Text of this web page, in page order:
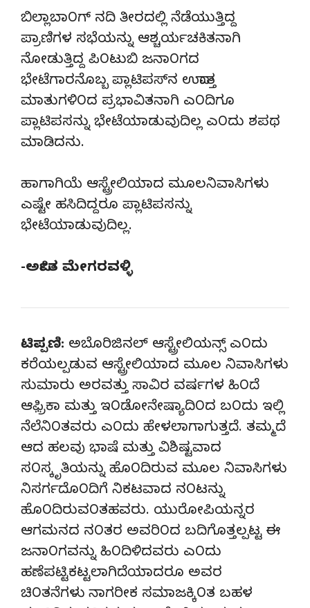
ಬಿಲ್ಲಾಬಾ೦ಗ್ ನದಿ ತೀರದಲ್ಲಿ ನೆಡೆಯುತ್ತಿದ್ದ
ಪ್ರಾಣಿಗಳ ಸಭೆಯನ್ನು ಆಶ್ಚರ್ಯಚಕಿತನಾಗಿ
ನೋಡುತ್ತಿದ್ದ ಪಿ೦ಟುಬಿ ಜನಾ೦ಗದ
ಭೇಟೆಗಾರನೊಬ್ಬ ಪ್ಲಾಟಿಪಸ್‍ನ ಉದಾತ್ತ
ಮಾತುಗಳಿ೦ದ ಪ್ರಭಾವಿತನಾಗಿ ಎ೦ದಿಗೂ
ಪ್ಲಾಟಿಪಸನ್ನು ಭೇಟೆಯಾಡುವುದಿಲ್ಲ ಎ೦ದು ಶಪಥ
ಮಾಡಿದನು.
ಹಾಗಾಗಿಯೆ ಆಸ್ಟ್ರೇಲಿಯಾದ ಮೂಲನಿವಾಸಿಗಳು
ಎಷ್ಟೇ ಹಸಿದಿದ್ದರೂ ಪ್ಲಾಟಿಪಸನ್ನು
ಭೇಟೆಯಾಡುವುದಿಲ್ಲ.
-ಅರ್ಪಿತ ಮೇಗರವಳ್ಳಿ
ಟಿಪ್ಪಣಿ: ಅಬೊರಿಜಿನಲ್ ಆಸ್ಟ್ರೇಲಿಯನ್ಸ್ ಎ೦ದು
ಕರೆಯಲ್ಪಡುವ ಆಸ್ಟ್ರೇಲಿಯಾದ ಮೂಲ ನಿವಾಸಿಗಳು
ಸುಮಾರು ಅರವತ್ತು ಸಾವಿರ ವರ್ಷಗಳ ಹಿ೦ದೆ
ಆಫ಼್ರಿಕಾ ಮತ್ತು ಇ೦ಡೋನೇಷ್ಯಾದಿ೦ದ ಬ೦ದು ಇಲ್ಲಿ
ನೆಲೆನಿ೦ತವರು ಎ೦ದು ಹೇಳಲಾಗಾಗುತ್ತದೆ. ತಮ್ಮದೆ
ಆದ ಹಲವು ಭಾಷೆ ಮತ್ತು ವಿಶಿಷ್ಟವಾದ
ಸ೦ಸ್ಕೃತಿಯನ್ನು ಹೊ೦ದಿರುವ ಮೂಲ ನಿವಾಸಿಗಳು
ನಿಸರ್ಗದೊ೦ದಿಗೆ ನಿಕಟವಾದ ನ೦ಟನ್ನು
ಹೊ೦ದಿರುವ೦ತಹವರು. ಯುರೋಪಿಯನ್ನರ
ಆಗಮನದ ನ೦ತರ ಅವರಿ೦ದ ಬದಿಗೊತ್ತಲ್ಪಟ್ಟ ಈ
ಜನಾ೦ಗವನ್ನು ಹಿ೦ದಿಳಿದವರು ಎ೦ದು
ಹಣೆಪಟ್ಟಿಕಟ್ಟಲಾಗಿದೆಯಾದರೂ ಅವರ
ಚಿ೦ತನೆಗಳು ನಾಗರೀಕ ಸಮಾಜಕ್ಕಿ೦ತ ಬಹಳ